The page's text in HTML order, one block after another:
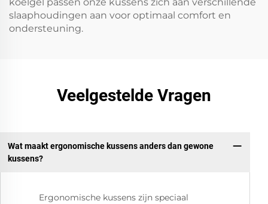
slaaphoudingen aan voor optimaal comfort en
ondersteuning.
Veelgestelde Vragen
Wat maakt ergonomische kussens anders dan gewone
kussens?
Ergonomische kussens zijn speciaal